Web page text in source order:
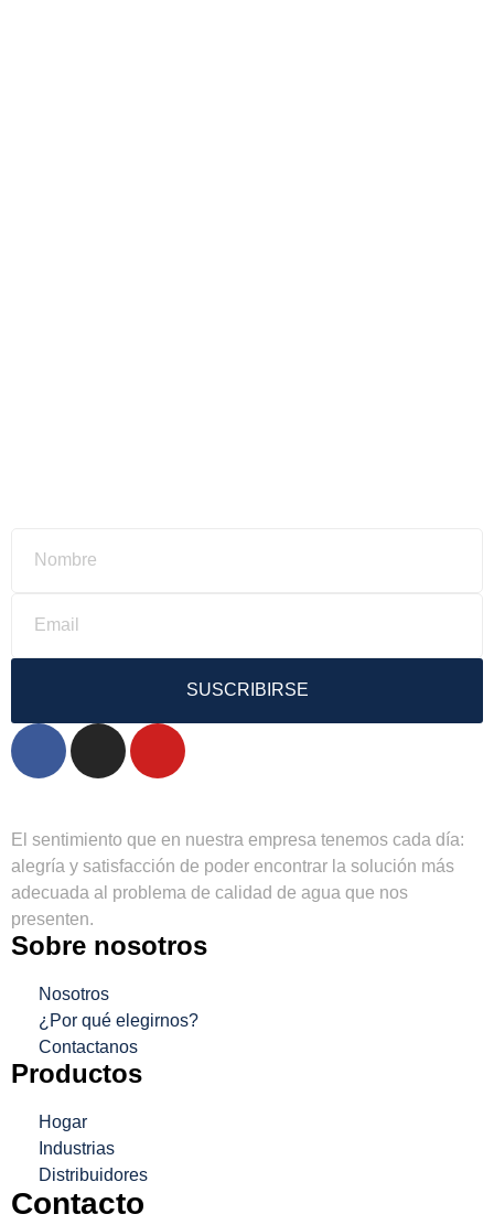
SUSCRIBIRSE
El sentimiento que en nuestra empresa tenemos cada día:
alegría y satisfacción de poder encontrar la solución más
adecuada al problema de calidad de agua que nos
presenten.
Sobre nosotros
Nosotros
¿Por qué elegirnos?
Contactanos
Productos
Hogar
Industrias
Distribuidores
Contacto